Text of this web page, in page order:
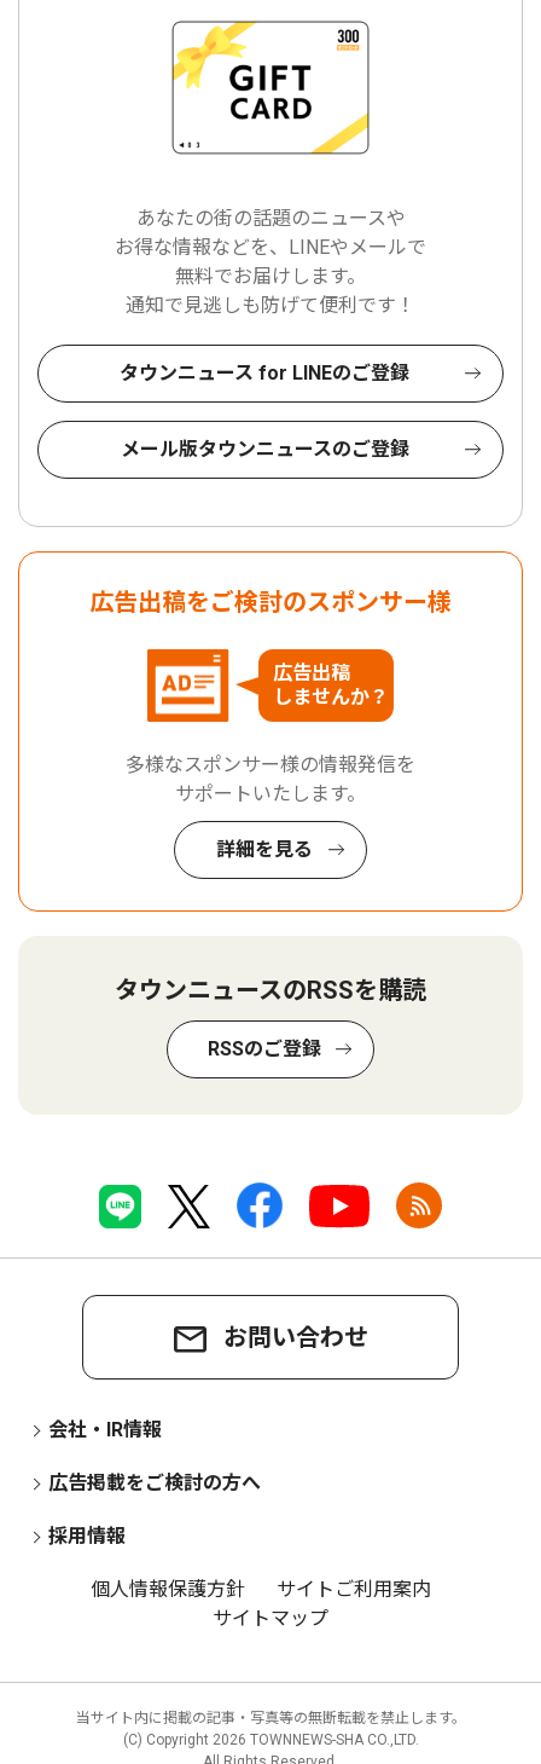
あなたの街の話題のニュースや
お得な情報などを、LINEやメールで
無料でお届けします。
通知で見逃しも防げて便利です！
タウンニュース for LINEのご登録
メール版タウンニュースのご登録
広告出稿をご検討のスポンサー様
広告出稿
しませんか？
多様なスポンサー様の情報発信を
サポートいたします。
詳細を見る
タウンニュースのRSSを購読
RSSのご登録
お問い合わせ
会社・IR情報
広告掲載をご検討の方へ
採用情報
個人情報保護方針
サイトご利用案内
サイトマップ
当サイト内に掲載の記事・写真等の無断転載を禁止します。
(C) Copyright 2026 TOWNNEWS-SHA CO.,LTD.